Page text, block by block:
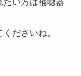
たい方は補聴器
ださいね。